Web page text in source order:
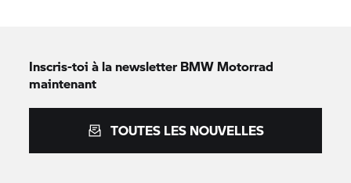
Inscris-toi à la newsletterBMW Motorrad
maintenant
TOUTES LES NOUVELLES